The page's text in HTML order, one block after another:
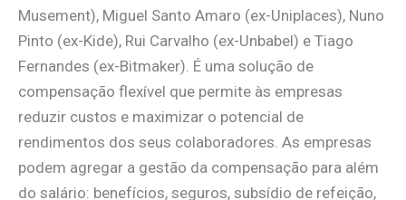
Musement), Miguel Santo Amaro (ex-Uniplaces), Nuno
Pinto (ex-Kide), Rui Carvalho (ex-Unbabel) e Tiago
Fernandes (ex-Bitmaker). É uma solução de
compensação flexível que permite às empresas
reduzir custos e maximizar o potencial de
rendimentos dos seus colaboradores. As empresas
podem agregar a gestão da compensação para além
do salário: benefícios, seguros, subsídio de refeição,